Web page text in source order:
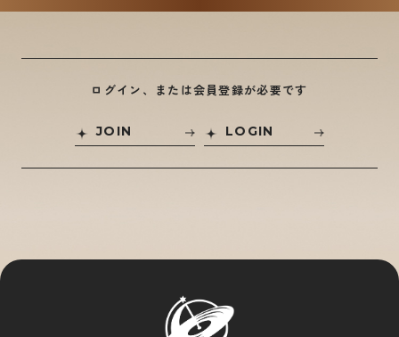
ログイン、または会員登録が必要です
JOIN LOGIN